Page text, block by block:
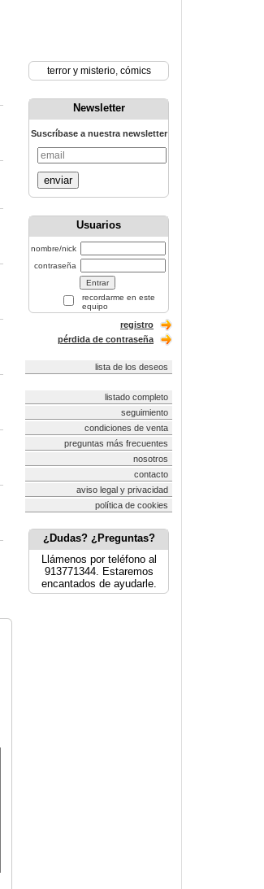
terror y misterio, cómics
Newsletter
Suscríbase a nuestra newsletter
enviar
Usuarios
nombre/nick
contraseña
recordarme en este
equipo
registro
pérdida de contraseña
lista de los deseos
listado completo
seguimiento
condiciones de venta
preguntas más frecuentes
nosotros
contacto
aviso legal y privacidad
política de cookies
¿Dudas? ¿Preguntas?
Llámenos por teléfono al
913771344. Estaremos
encantados de ayudarle.